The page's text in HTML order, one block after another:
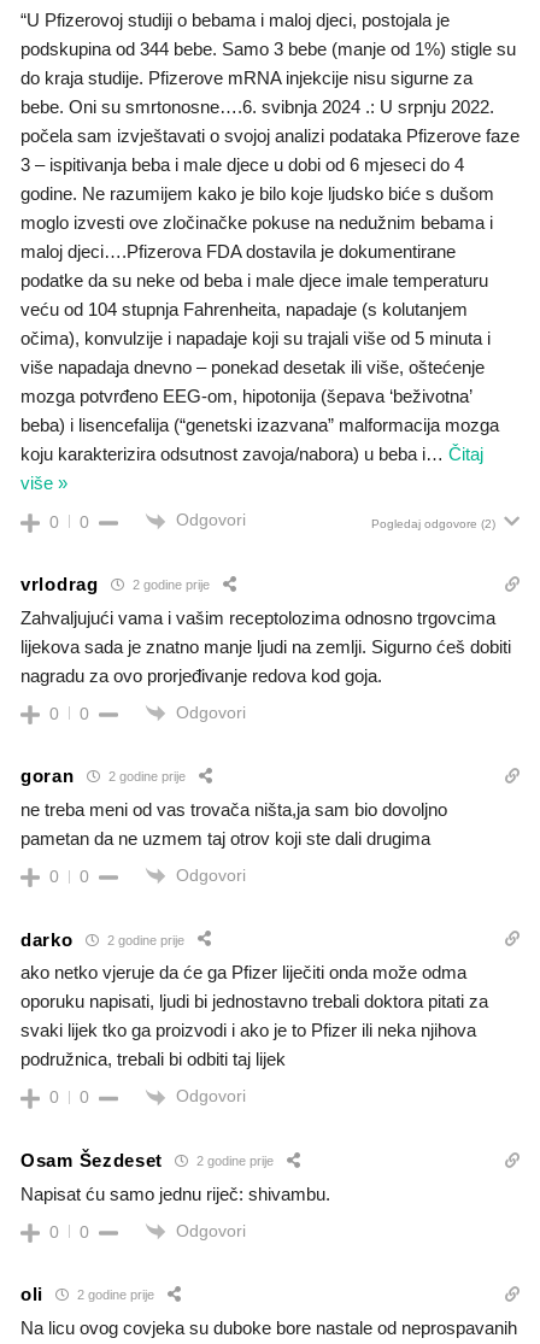
“U Pfizerovoj studiji o bebama i maloj djeci, postojala je
podskupina od 344 bebe. Samo 3 bebe (manje od 1%) stigle su
do kraja studije. Pfizerove mRNA injekcije nisu sigurne za
bebe. Oni su smrtonosne….6. svibnja 2024 .: U srpnju 2022.
počela sam izvještavati o svojoj analizi podataka Pfizerove faze
3 – ispitivanja beba i male djece u dobi od 6 mjeseci do 4
godine. Ne razumijem kako je bilo koje ljudsko biće s dušom
moglo izvesti ove zločinačke pokuse na nedužnim bebama i
maloj djeci….Pfizerova FDA dostavila je dokumentirane
podatke da su neke od beba i male djece imale temperaturu
veću od 104 stupnja Fahrenheita, napadaje (s kolutanjem
očima), konvulzije i napadaje koji su trajali više od 5 minuta i
više napadaja dnevno – ponekad desetak ili više, oštećenje
mozga potvrđeno EEG-om, hipotonija (šepava ‘beživotna’
beba) i lisencefalija (“genetski izazvana” malformacija mozga
koju karakterizira odsutnost zavoja/nabora) u beba i… Čitaj
više »
0 0 Odgovori Pogledaj odgovore (2)
vrlodrag 2 godine prije
Zahvaljujući vama i vašim receptolozima odnosno trgovcima
lijekova sada je znatno manje ljudi na zemlji. Sigurno ćeš dobiti
nagradu za ovo prorjeđivanje redova kod goja.
0 0 Odgovori
goran 2 godine prije
ne treba meni od vas trovača ništa,ja sam bio dovoljno
pametan da ne uzmem taj otrov koji ste dali drugima
0 0 Odgovori
darko 2 godine prije
ako netko vjeruje da će ga Pfizer liječiti onda može odma
oporuku napisati, ljudi bi jednostavno trebali doktora pitati za
svaki lijek tko ga proizvodi i ako je to Pfizer ili neka njihova
podružnica, trebali bi odbiti taj lijek
0 0 Odgovori
Osam Šezdeset 2 godine prije
Napisat ću samo jednu riječ: shivambu.
0 0 Odgovori
oli 2 godine prije
Na licu ovog covjeka su duboke bore nastale od neprospavanih